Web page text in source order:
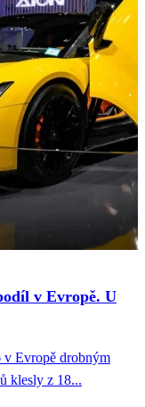
v Evropě. U
Evropě drobným
klesly z 18...